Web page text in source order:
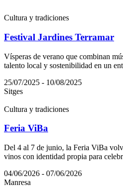
Cultura y tradiciones
Festival Jardines Terramar
Vísperas de verano que combinan
talento local y sostenibilidad en un
25/07/2025 - 10/08/2025
Sitges
Cultura y tradiciones
Feria ViBa
Del 4 al 7 de junio, la Feria ViBa
vinos con identidad propia para
04/06/2026 - 07/06/2026
Manresa